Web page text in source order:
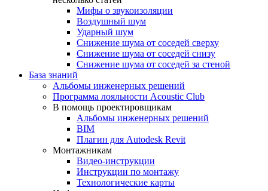
Мифы о звукоизоляции
Воздушный шум
Ударный шум
Снижение шума от соседей сверху
Снижение шума от соседей снизу
Снижение шума от соседей за стеной
База знаний
Альбомы инженерных решений
Программа лояльности Acoustic Club
В помощь проектировщикам
Альбомы инженерных решений
BIM
Плагин для Autodesk Revit
Монтажникам
Видео-инструкции
Инструкции по монтажу
Технологические карты